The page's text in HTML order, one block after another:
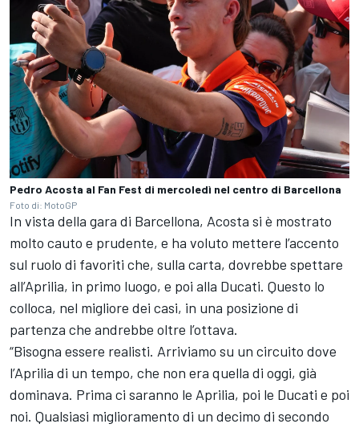
Pedro Acosta al Fan Fest di mercoledì nel centro di Barcellona
Foto di: MotoGP
In vista della gara di Barcellona, Acosta si è mostrato
molto cauto e prudente, e ha voluto mettere l’accento
sul ruolo di favoriti che, sulla carta, dovrebbe spettare
all’Aprilia, in primo luogo, e poi alla Ducati. Questo lo
colloca, nel migliore dei casi, in una posizione di
partenza che andrebbe oltre l’ottava.
“Bisogna essere realisti. Arriviamo su un circuito dove
l’Aprilia di un tempo, che non era quella di oggi, già
dominava. Prima ci saranno le Aprilia, poi le Ducati e poi
noi. Qualsiasi miglioramento di un decimo di secondo